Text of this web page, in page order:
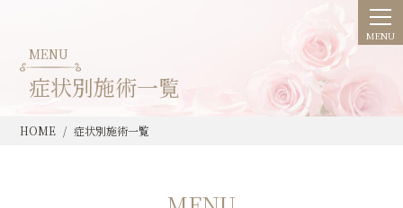
MENU
症状別施術一覧
HOME 症状別施術一覧